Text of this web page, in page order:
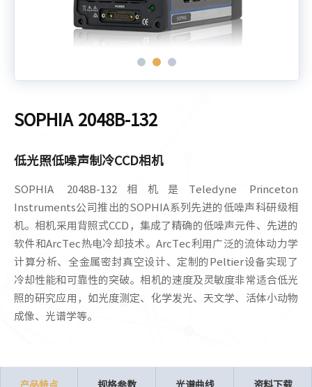
SOPHIA 2048B-132
低光照低噪声制冷CCD相机
SOPHIA 2048B-132相机是Teledyne Princeton
Instruments公司推出的SOPHIA系列先进的低噪声科研级相
机。相机采用背照式CCD，集成了精确的低噪声元件、先进的
软件和ArcTec热电冷却技术。ArcTec利用广泛的流体动力学
计算分析、全金属密封真空设计、定制的Peltier设备实现了
冷却性能和可靠性的突破。相机的速度及灵敏度非常适合低光
照的研究应用，如光度测定、化学发光、天文学、活体小动物
成像、光谱学等。